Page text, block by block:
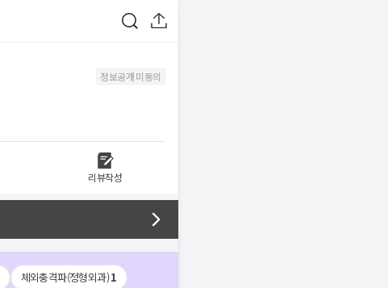
정보공개 미동의
리뷰작성
체외충격파(정형외과)1